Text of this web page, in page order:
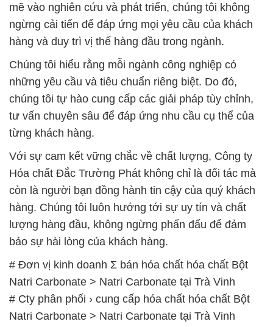
# Đơn vị kinh doanh ↔ phân phối hóa chất hóa chất
Bột Natri Carbonate > Natri Carbonate tại Trà Vinh
# Đơn vị chuyên phân phối ¯ cung cấp hóa chất hóa
chất Bột Natri Carbonate > Natri Carbonate tại Trà
Vinh
# Nhà bán hàng ≈ cung cấp hóa chất hóa chất Bột
Natri Carbonate > Natri Carbonate tại Trà Vinh
# Công ty phân phối » cung ứng hóa chất hóa chất
# Nhà phân phối * bán hóa chất hóa chất Bột Natri
Carbonate > Natri Carbonate tại Trà Vinh
# Địa chỉ bán ⌠ thương mại hóa chất hóa chất Bột
Natri Carbonate > Natri Carbonate tại Trà Vinh
# Đơn vị phân phối ← thương mại hóa chất hóa
chất Bột Natri Carbonate > Natri Carbonate tại Trà
Vinh
# Địa chỉ cung cấp → bán hóa chất hóa chất Bột
Natri Carbonate > Natri Carbonate tại Trà Vinh